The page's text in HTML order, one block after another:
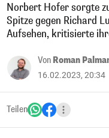
Norbert Hofer sorgte
Spitze gegen Richard
Aufsehen, kritisierte
Von Roman
16.02.2023, 20:34
Teilen